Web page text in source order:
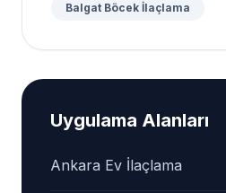
Balgat Böcek İlaçlama
Uygulama Alanları
Ankara Ev İlaçlama